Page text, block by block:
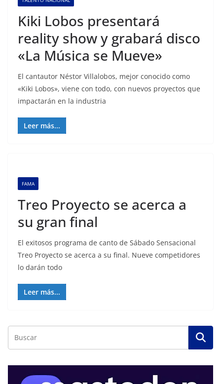
Kiki Lobos presentará
reality show y grabará disco
«La Música se Mueve»
El cantautor Néstor Villalobos, mejor conocido como
«Kiki Lobos», viene con todo, con nuevos proyectos que
impactarán en la industria
Leer más...
FAMA
Treo Proyecto se acerca a
su gran final
El exitosos programa de canto de Sábado Sensacional
Treo Proyecto se acerca a su final. Nueve competidores
lo darán todo
Leer más...